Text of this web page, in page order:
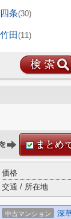
四条(30)
竹田(11)
価格
交通 / 所在地
中古マンション 深